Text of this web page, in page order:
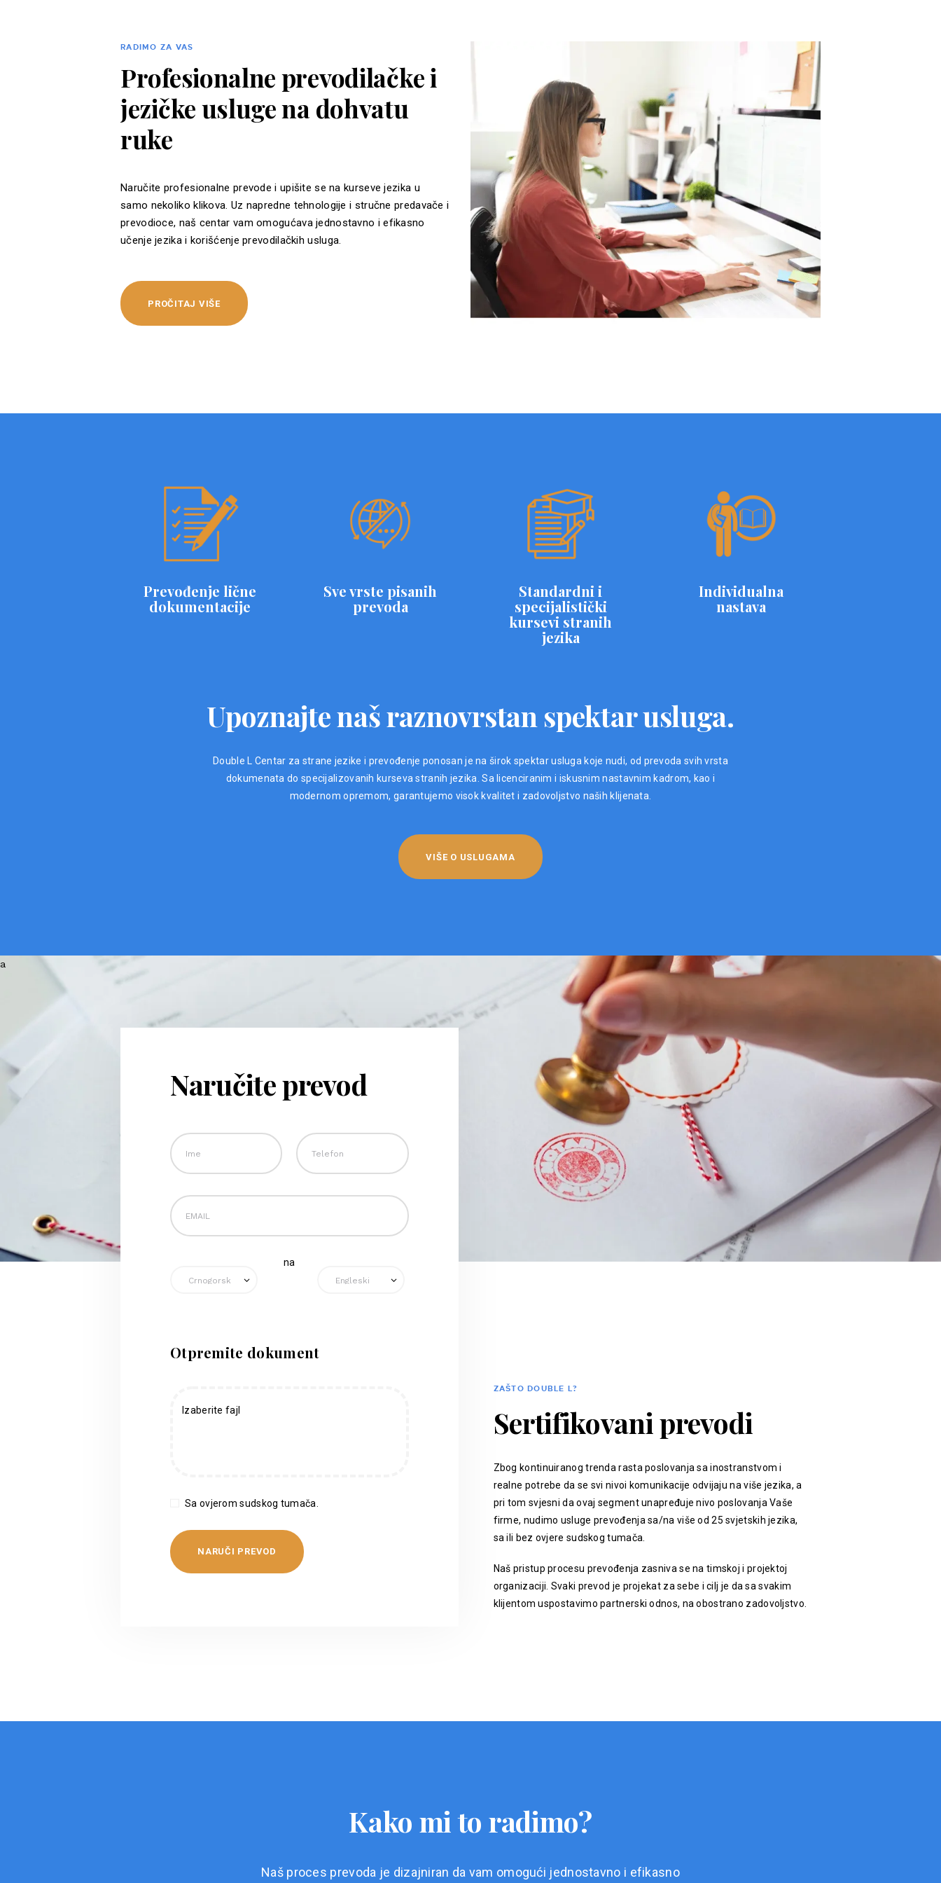
RADIMO ZA VAS
Profesionalne prevodilačke i
jezičke usluge na dohvatu
ruke
Naručite profesionalne prevode i upišite se na kurseve jezika u
samo nekoliko klikova. Uz napredne tehnologije i stručne predavače i
prevodioce, naš centar vam omogućava jednostavno i efikasno
učenje jezika i korišćenje prevodilačkih usluga.
PROČITAJ VIŠE
Prevođenje lične
dokumentacije
Sve vrste pisanih
prevoda
Standardni i
specijalistički
kursevi stranih
jezika
Individualna
nastava
Upoznajte naš raznovrstan spektar usluga.
Double L Centar za strane jezike i prevođenje ponosan je na širok spektar usluga koje nudi, od prevoda svih vrsta
dokumenata do specijalizovanih kurseva stranih jezika. Sa licenciranim i iskusnim nastavnim kadrom, kao i
modernom opremom, garantujemo visok kvalitet i zadovoljstvo naših klijenata.
VIŠE O USLUGAMA
Naručite prevod
na
Otpremite dokument
Izaberite fajl
Sa ovjerom sudskog tumača.
ZAŠTO DOUBLE L?
Sertifikovani prevodi
Zbog kontinuiranog trenda rasta poslovanja sa inostranstvom i
realne potrebe da se svi nivoi komunikacije odvijaju na više jezika, a
pri tom svjesni da ovaj segment unapređuje nivo poslovanja Vaše
firme, nudimo usluge prevođenja sa/na više od 25 svjetskih jezika,
sa ili bez ovjere sudskog tumača.
Naš pristup procesu prevođenja zasniva se na timskoj i projektoj
organizaciji. Svaki prevod je projekat za sebe i cilj je da sa svakim
klijentom uspostavimo partnerski odnos, na obostrano zadovoljstvo.
Kako mi to radimo?
Naš proces prevoda je dizajniran da vam omogući jednostavno i efikasno